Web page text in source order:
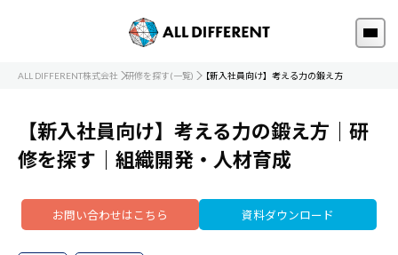
ALL DIFFERENT株式会社 研修を探す(一覧) 【新入社員向け】考える力の鍛え方
【新入社員向け】考える力の鍛え方｜研
修を探す｜組織開発・人材育成
お問い合わせはこちら 資料ダウンロード